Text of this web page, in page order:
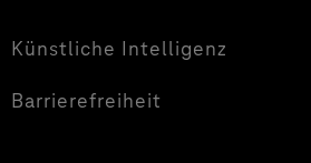
Künstliche Intelligenz
Barrierefreiheit